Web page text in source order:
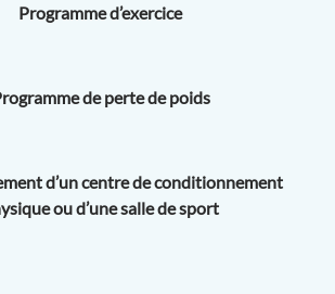
Programme d’exercice
de perte de poids
d’un centre de conditionnement
ou d’une salle de sport